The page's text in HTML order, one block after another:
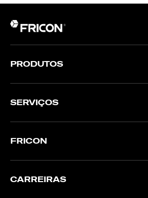
PRODUTOS
SERVIÇOS
FRICON
CARREIRAS